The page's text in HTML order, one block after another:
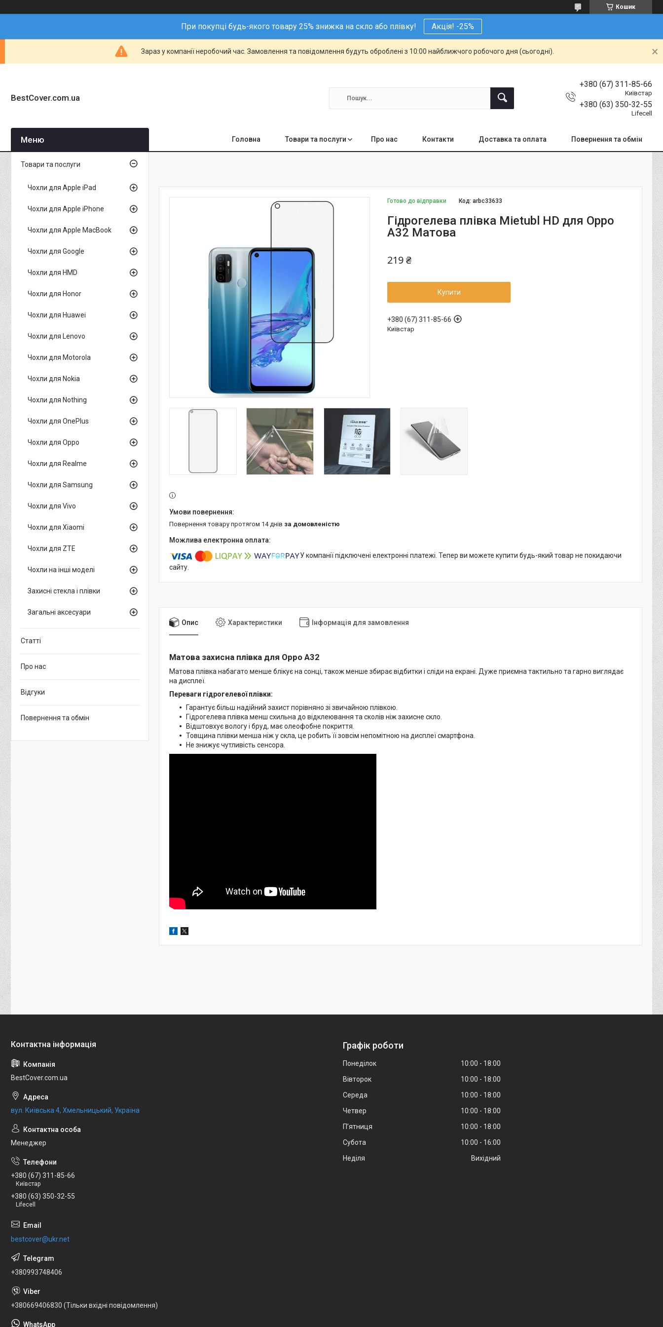
Кошик
При покупці будь-якого товару 25% знижка на скло або плівку! Акція! -25%
Зараз у компанії неробочий час. Замовлення та повідомлення будуть оброблені з 10:00 найближчого робочого дня (сьогодні).
BestCover.com.ua
+380 (67) 311-85-66
Київстар
+380 (63) 350-32-55
Lifecell
Головна Товари та послуги Про нас Контакти Доставка та оплата Повернення та обмін
Готово до відправки Код:arbc33633
Гідрогелева плівка Mietubl HD для Oppo
A32 Матова
219 ₴
Купити
+380 (67) 311-85-66
Київстар
повернення товару протягом 14 днів за домовленістю
У компанії підключені електронні платежі. Тепер ви можете купити будь-який товар не покидаючи
сайту.
Опис Характеристики Інформація для замовлення
Матова захисна плівка для Oppo A32
Матова плівка набагато менше блікує на сонці, також менше збирає відбитки і сліди на екрані. Дуже приємна тактильно та гарно виглядає
на дисплеї.
Переваги гідрогелевої плівки:
Гарантує більш надійний захист порівняно зі звичайною плівкою.
Гідрогелева плівка менш схильна до відклеювання та сколів ніж захисне скло.
Відштовхує вологу і бруд, має олеофобне покриття.
Товщина плівки менша ніж у скла, це робить її зовсім непомітною на дисплеї смартфона.
Не знижує чутливість сенсора.
Товари та послуги
Чохли для Apple iPad
Чохли для Apple iPhone
Чохли для Apple MacBook
Чохли для Google
Чохли для HMD
Чохли для Honor
Чохли для Huawei
Чохли для Lenovo
Чохли для Motorola
Чохли для Nokia
Чохли для Nothing
Чохли для OnePlus
Чохли для Oppo
Чохли для Realme
Чохли для Samsung
Чохли для Vivo
Чохли для Xiaomi
Чохли для ZTE
Чохли на інші моделі
Захисні стекла і плівки
Загальні аксесуари
Статті
Про нас
Відгуки
Повернення та обмін
BestCover.com.ua
вул. Київська 4, Хмельницький, Україна
Менеджер
+380 (67) 311-85-66
Київстар
+380 (63) 350-32-55
Lifecell
bestcover@ukr.net
+380993748406
+380669406830 (Тільки вхідні повідомлення)
Графік роботи
Понеділок 10:00
18:00
Вівторок
10:00
18:00
Середа
10:00
18:00
Четвер
10:00
18:00
Пʼятниця
10:00
18:00
Субота
10:00
16:00
Неділя
Вихідний